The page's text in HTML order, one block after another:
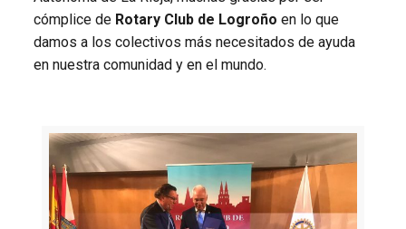
cómplice de Rotary Club de Logroño en lo que
damos a los colectivos más necesitados de ayuda
en nuestra comunidad y en el mundo.